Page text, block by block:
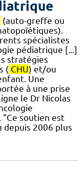
(auto-greffe ou
spécialistes
pédiatrique [...]
stratégies
( CHU) et/ou
Une
à une prise
le Dr Nicolas
soutien est
depuis 2006 plus